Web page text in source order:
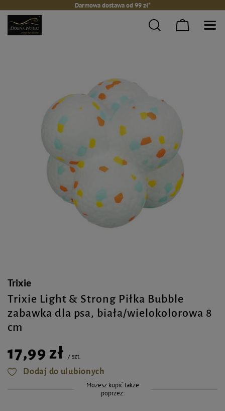
Darmowa dostawa od 99 zł*
Trixie
Trixie Light & Strong Piłka Bubble
zabawka dla psa, biała/wielokolorowa 8
cm
17,99 zł /szt.
Dodaj do ulubionych
Możesz kupić także
poprzez: